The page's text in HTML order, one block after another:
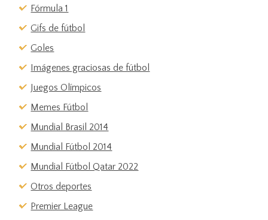
Fórmula 1
Gifs de fútbol
Goles
Imágenes graciosas de fútbol
Juegos Olímpicos
Memes Fútbol
Mundial Brasil 2014
Mundial Fútbol 2014
Mundial Fútbol Qatar 2022
Otros deportes
Premier League